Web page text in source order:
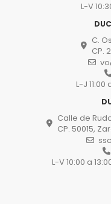
L-V
C.
CP.
L-J 11:00
Calle de
CP. 50015,
L-V 10:00 a